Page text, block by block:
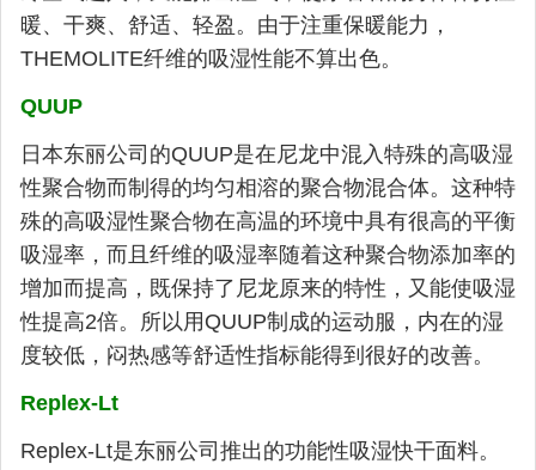
暖、干爽、舒适、轻盈。由于注重保暖能力，
THEMOLITE纤维的吸湿性能不算出色。
QUUP
日本东丽公司的QUUP是在尼龙中混入特殊的高吸湿
性聚合物而制得的均匀相溶的聚合物混合体。这种特
殊的高吸湿性聚合物在高温的环境中具有很高的平衡
吸湿率，而且纤维的吸湿率随着这种聚合物添加率的
增加而提高，既保持了尼龙原来的特性，又能使吸湿
性提高2倍。所以用QUUP制成的运动服，内在的湿
度较低，闷热感等舒适性指标能得到很好的改善。
Replex-Lt
Replex-Lt是东丽公司推出的功能性吸湿快干面料。